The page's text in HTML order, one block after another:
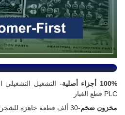
100% أجزاء أصلية
PLC قطع الغيار
مخزون ضخم-30 ألف قطعة جاهزة للشحن الفوري